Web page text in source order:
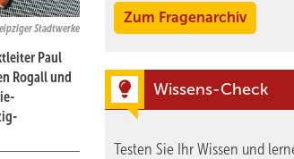
Stadtwerke
Paul
Rogall und
Zum Fragenarchiv
Wissens-Check
Testen Sie Ihr Wissen und